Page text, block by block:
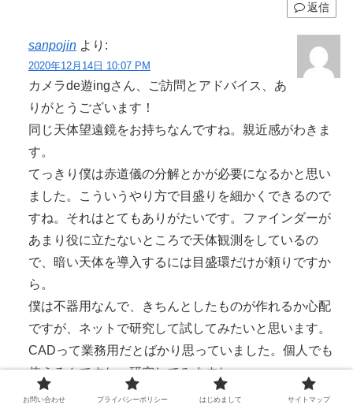
返信
sanpojin より:
2020年12月14日 10:07 PM
カメラde遊ingさん、ご訪問とアドバイス、あ
りがとうございます！
同じ天体望遠鏡をお持ちなんですね。親近感がわきま
す。
てっきり僕は赤道儀の分解とかが必要になるかと思い
ました。こういうやり方で目盛りを細かくできるので
すね。それはとてもありがたいです。ファインダーが
あまり役に立たないところで天体観測をしているの
で、暗い天体を導入するには目盛環だけが頼りですか
ら。
僕は不器用なんで、きちんとしたものが作れるか心配
ですが、ネットで研究して試してみたいと思います。
CADって業務用だとばかり思っていました。個人でも
使えるんですね。研究してみますね。
貴重な情報、感謝します！
お問い合わせ プライバシーポリシー はじめまして サイトマップ